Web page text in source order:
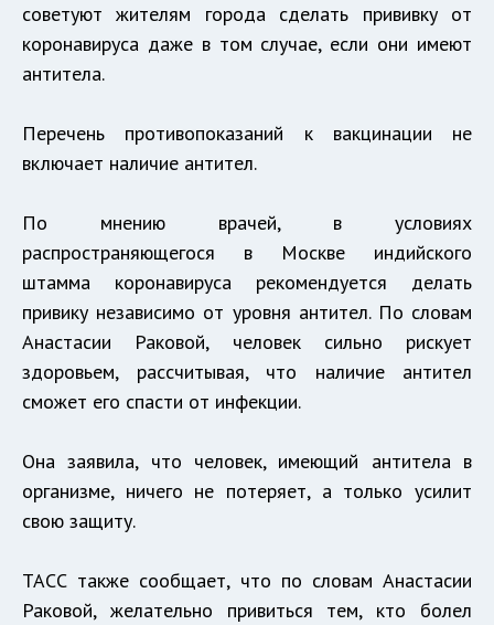
советуют жителям города сделать прививку от
коронавируса даже в том случае, если они имеют
антитела.
Перечень противопоказаний к вакцинации не
включает наличие антител.
По мнению врачей, в условиях
распространяющегося в Москве индийского
штамма коронавируса рекомендуется делать
привику независимо от уровня антител. По словам
Анастасии Раковой, человек сильно рискует
здоровьем, рассчитывая, что наличие антител
сможет его спасти от инфекции.
Она заявила, что человек, имеющий антитела в
организме, ничего не потеряет, а только усилит
свою защиту.
ТАСС также сообщает, что по словам Анастасии
Раковой, желательно привиться тем, кто болел